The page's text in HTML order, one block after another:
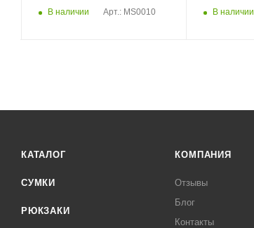
В наличии Арт.: MS0010 В наличии
КАТАЛОГ
СУМКИ
РЮКЗАКИ
КОМПАНИЯ
Отзывы
Блог
Контакты